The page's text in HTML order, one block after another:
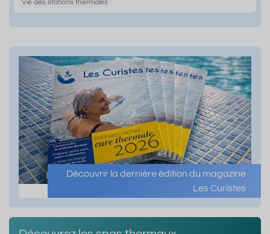
Vie des stations thermales
Découvrir la dernière édition du magazine
Les Curistes